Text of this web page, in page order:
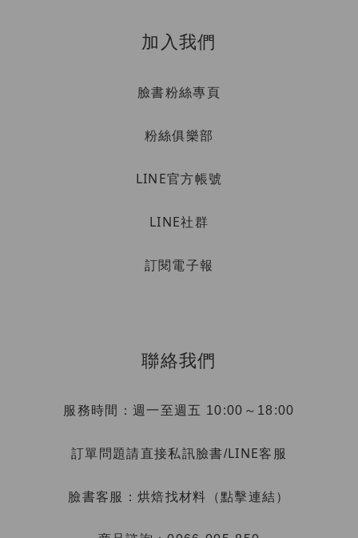
加入我們
臉書粉絲專頁
粉絲俱樂部
LINE官方帳號
LINE社群
訂閱電子報
聯絡我們
服務時間：週一至週五 10:00～18:00
訂單問題請直接私訊臉書/LINE客服
臉書客服： 烘焙找材料（點擊連結）